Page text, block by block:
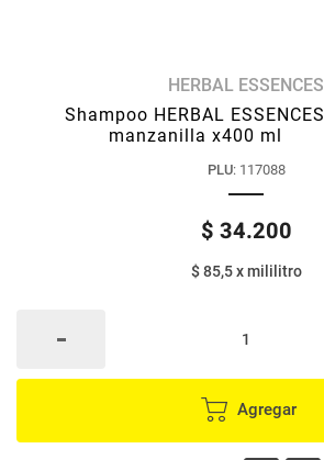
HERBAL ESSENCES
Shampoo HERBAL ESSENCES
manzanilla x400 ml
PLU: 117088
$ 34.200
$ 85,5xmililitro
Agregar